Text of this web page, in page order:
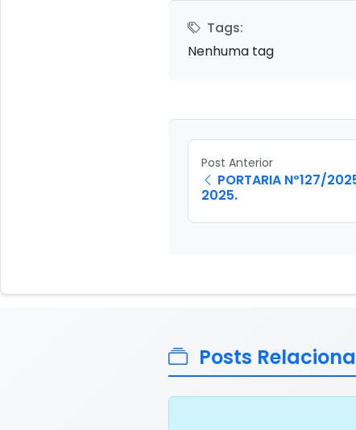
Tags:
Nenhuma tag
Post Anterior
PORTARIA Nº127/
2025.
Posts